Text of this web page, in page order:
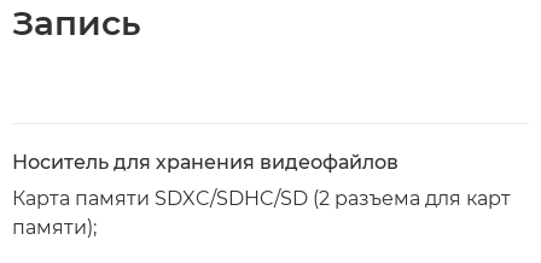
Запись
Носитель для хранения видеофайлов
Карта памяти SDXC/SDHC/SD (2 разъема для карт
памяти);